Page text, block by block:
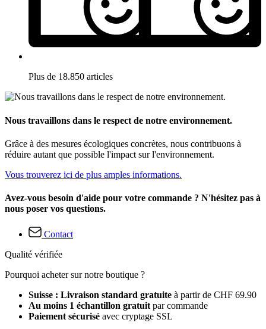
Plus de 18.850 articles
Nous travaillons dans le respect de notre environnement.
Grâce à des mesures écologiques concrètes, nous contribuons à
réduire autant que possible l'impact sur l'environnement.
Vous trouverez ici de plus amples informations.
Avez-vous besoin d'aide pour votre commande ? N'hésitez pas à
nous poser vos questions.
Contact
Qualité vérifiée
Pourquoi acheter sur notre boutique ?
Suisse : Livraison standard gratuite à partir de CHF 69.90
Au moins 1 échantillon gratuitpar commande
Paiement sécurisé avec cryptage SSL